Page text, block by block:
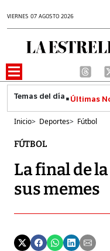
VIERNES 07 AGOSTO 2026
Últimas
Inicio> Deportes> Fútbol
FÚTBOL
La final de
sus memes